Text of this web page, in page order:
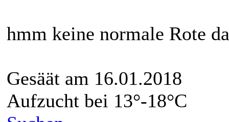
hmm keine normale Rote
Gesäät am 16.01.2018
Aufzucht bei 13°-18°C